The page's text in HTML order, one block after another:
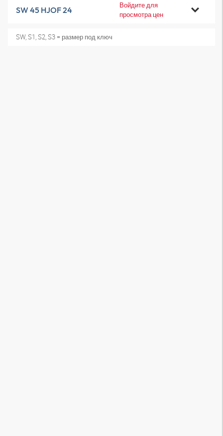
SW 45 HJOF 24
Войдите для
просмотра цен
SW, S1, S2, S3 = размер под ключ